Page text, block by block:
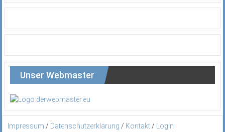
Unser Webmaster
Impressum / Datenschutzerklärung / Kontakt / Login